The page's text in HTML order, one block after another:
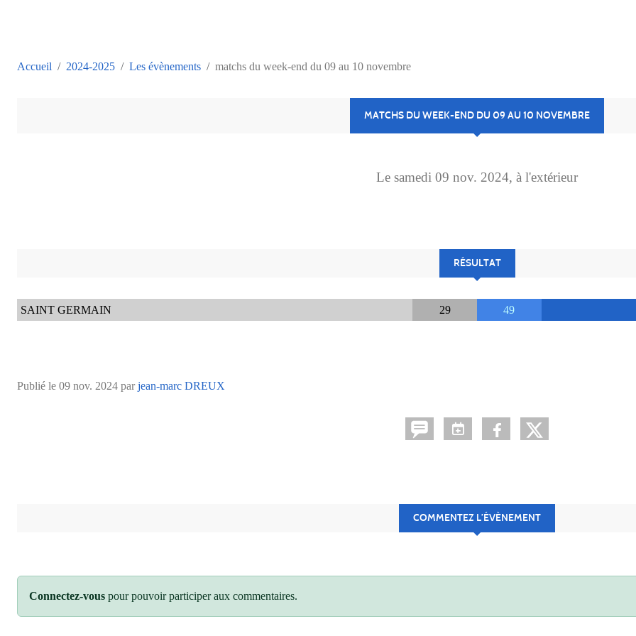
Accueil 2024-2025 Les évènements matchs du week-end du 09 au 10 novembre
MATCHS DU WEEK-END DU 09 AU 10 NOVEMBRE
Le samedi 09 nov. 2024, à l'extérieur
RÉSULTAT
SAINT GERMAIN 29 49
Publié le 09 nov. 2024 parjean-marc DREUX
COMMENTEZ L’ÉVÈNEMENT
Connectez-vous pour pouvoir participer aux commentaires.